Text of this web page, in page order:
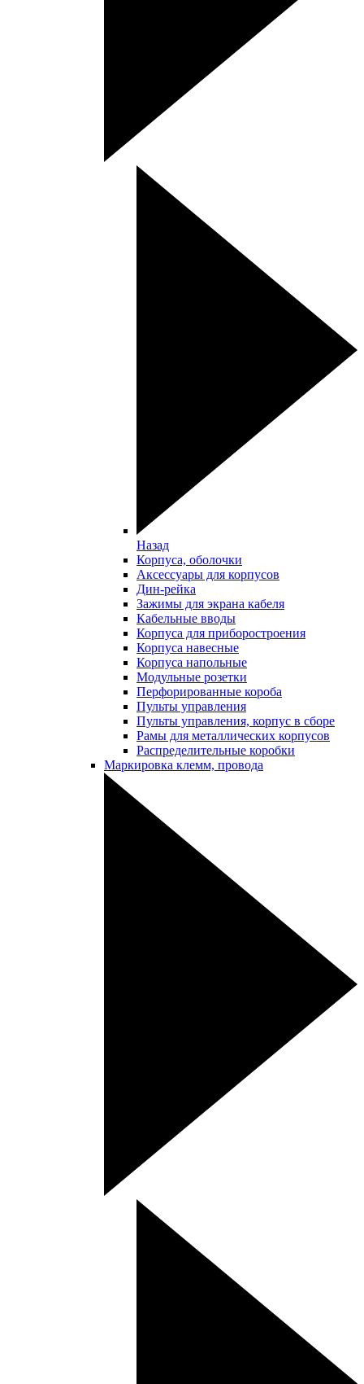
Назад
Корпуса, оболочки
Аксессуары для корпусов
Дин-рейка
Зажимы для экрана кабеля
Кабельные вводы
Корпуса для приборостроения
Корпуса навесные
Корпуса напольные
Модульные розетки
Перфорированные короба
Пульты управления
Пульты управления, корпус в сборе
Рамы для металлических корпусов
Распределительные коробки
Маркировка клемм, провода